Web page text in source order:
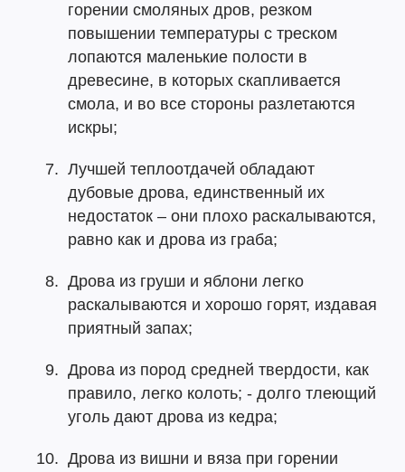
горении смоляных дров, резком
повышении температуры с треском
лопаются маленькие полости в
древесине, в которых скапливается
смола, и во все стороны разлетаются
искры;
Лучшей теплоотдачей обладают
дубовые дрова, единственный их
недостаток – они плохо раскалываются,
равно как и дрова из граба;
Дрова из груши и яблони легко
раскалываются и хорошо горят, издавая
приятный запах;
Дрова из пород средней твердости, как
правило, легко колоть; - долго тлеющий
уголь дают дрова из кедра;
Дрова из вишни и вяза при горении